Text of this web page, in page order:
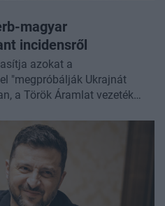
magyar
incidensről
azokat a
"megpróbálják Ukrajnát
a Török Áramlat vezeték